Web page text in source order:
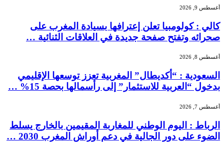
أغسطس 9, 2026
كالي : كولومبيا تعلن إعترافها بسيادة المغرب على
صحرائه وتفتح صفحة جديدة في العلاقات الثنائية …
أغسطس 8, 2026
السعودية : “أكديطال” المغربية تعزز توسعها الإقليمي
بدخول “العربية للاستثمار” إلى رأسمالها بحصة 15% …
أغسطس 7, 2026
الرباط : اليوم الوطني للمغاربة المقيمين بالخارج يسلط
الضوء على دور الجالية في دعم أوراش المغرب 2030 …